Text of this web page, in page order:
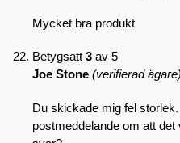
Mycket bra produkt
Betygsatt 3 av 5
Joe Stone (verifierad ägare)
Du skickade mig fel
postmeddelande om att